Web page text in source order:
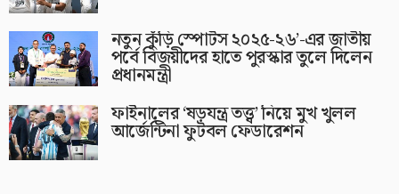
নতুন কুঁড়ি স্পোর্টস ২০২৫-২৬’-এর জাতীয়
পর্বে বিজয়ীদের হাতে পুরস্কার তুলে দিলেন
প্রধানমন্ত্রী
ফাইনালের ‘ষড়যন্ত্র তত্ত্ব’ নিয়ে মুখ খুলল
আর্জেন্টিনা ফুটবল ফেডারেশন